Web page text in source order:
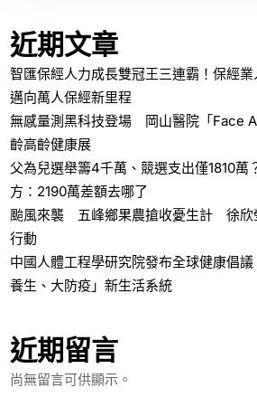
近期文章
智匯保經人力成長雙冠王三連霸！保經
邁向萬人保經新里程
無感量測黑科技登場 岡山醫院「Face
齡高齡健康展
父為兒選舉籌4千萬、競選支出僅1810萬
方：2190萬差額去哪了
颱風來襲 五峰鄉果農搶收憂生計 徐欣
行動
中國人體工程學研究院發布全球健康倡
養生、大防疫」新生活系統
近期留言
尚無留言可供顯示。